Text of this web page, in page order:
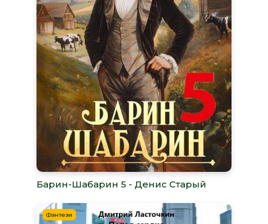
Барин-Шабарин 5 - Денис Старый
Фэнтези